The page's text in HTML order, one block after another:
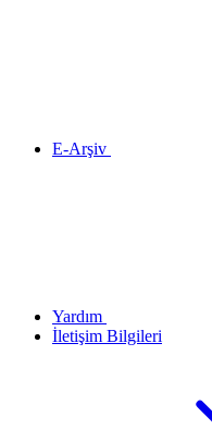
E-Arşiv
Yardım
İletişim Bilgileri